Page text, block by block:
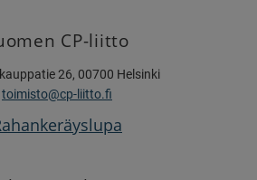
CP-liitto
26, 00700 Helsinki
toimisto@cp-liitto.fi